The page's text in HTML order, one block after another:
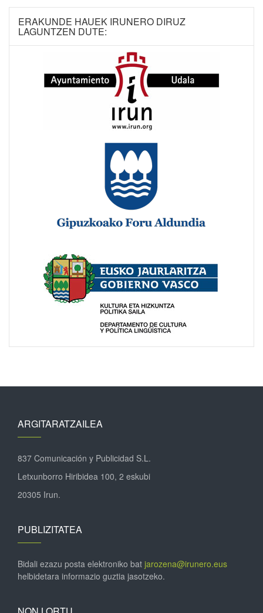
ERAKUNDE HAUEK IRUNERO DIRUZ
LAGUNTZEN DUTE:
ARGITARATZAILEA
837 Comunicación y Publicidad S.L.
Letxunborro Hiribidea 100, 2 eskubi
20305 Irun.
PUBLIZITATEA
Bidali ezazu posta elektroniko bat jarozena@irunero.eus
helbidetara informazio guztia jasotzeko.